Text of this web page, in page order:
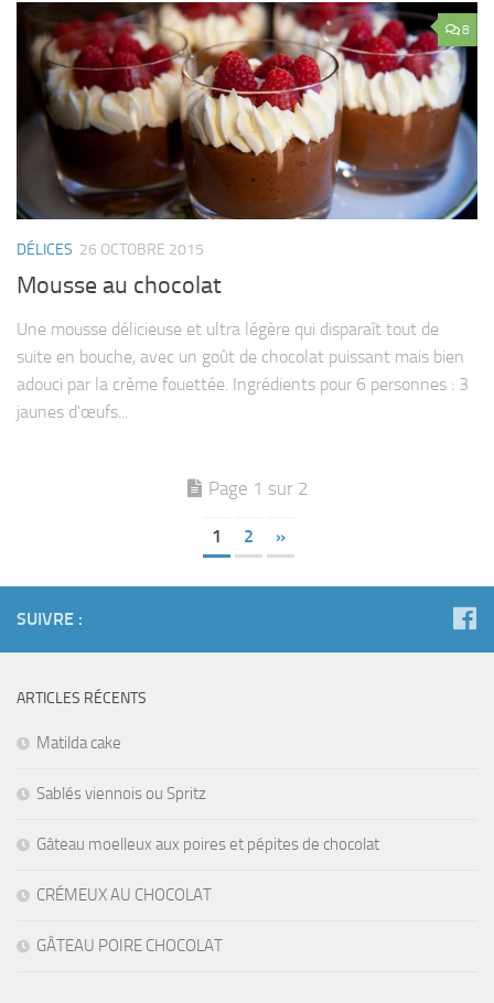
8
DÉLICES 26 OCTOBRE 2015
Mousse au chocolat
Une mousse délicieuse et ultra légère qui disparaît tout de
suite en bouche, avec un goût de chocolat puissant mais bien
adouci par la crème fouettée. Ingrédients pour 6 personnes : 3
jaunes d’œufs...
Page 1 sur 2
1 2 »
SUIVRE :
ARTICLES RÉCENTS
Matilda cake
Sablés viennois ou Spritz
Gâteau moelleux aux poires et pépites de chocolat
CRÉMEUX AU CHOCOLAT
GÂTEAU POIRE CHOCOLAT